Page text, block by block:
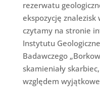
rezerwatu
ekspozycję znalezisk
czytamy na stronie
Instytutu
Badawczego
skamieniały
względem